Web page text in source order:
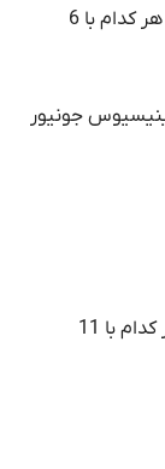
کیلیان امباپه (فرانسه) و لیونل مسی (آرژانتین) هر کدام با 6
جونیور
محمد صلاح (مصر) و اشرف حکیمی (مراکش) هر کدام با 11